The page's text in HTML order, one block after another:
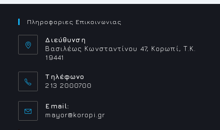
Πληροφοριες Επικοινωνιας
Διεύθυνση
Βασιλέως Κωνσταντίνου 47, Κορωπί, Τ.Κ.
19441
Τηλέφωνο
213 2000700
Email:
mayor@koropi.grOpens